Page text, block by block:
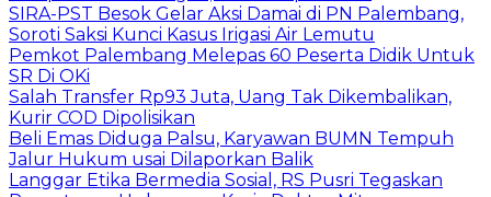
SIRA-PST Besok Gelar Aksi Damai di PN Palembang,
Soroti Saksi Kunci Kasus Irigasi Air Lemutu
Pemkot Palembang Melepas 60 Peserta Didik Untuk
SR Di OKi
Salah Transfer Rp93 Juta, Uang Tak Dikembalikan,
Kurir COD Dipolisikan
Beli Emas Diduga Palsu, Karyawan BUMN Tempuh
Jalur Hukum usai Dilaporkan Balik
Langgar Etika Bermedia Sosial, RS Pusri Tegaskan